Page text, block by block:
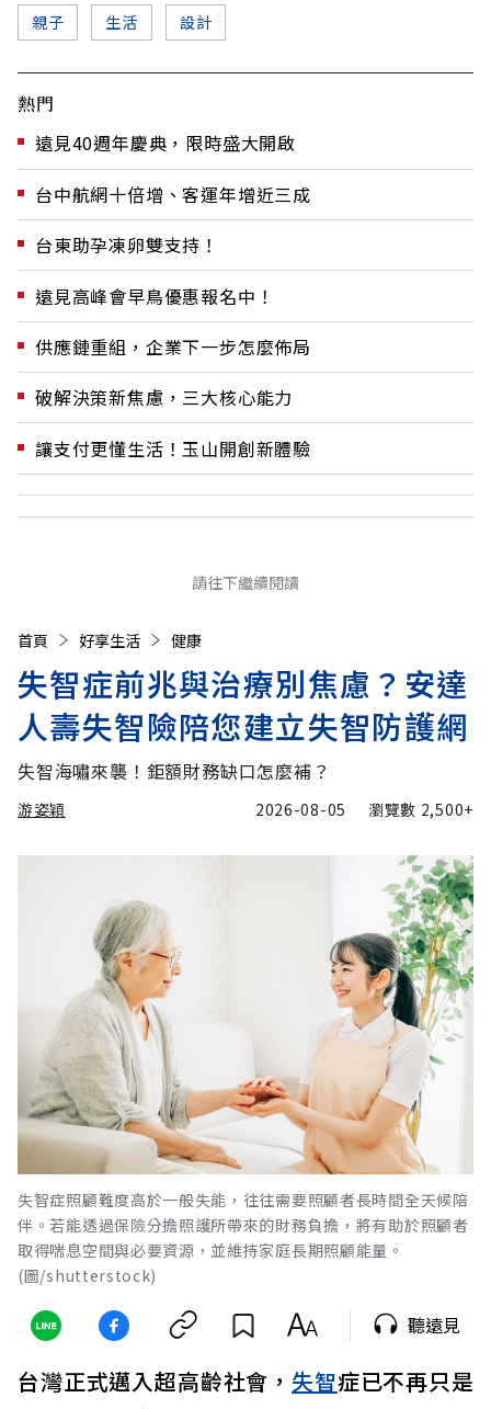
親子 生活 設計
熱門
遠見40週年慶典，限時盛大開啟
台中航網十倍增、客運年增近三成
台東助孕凍卵雙支持！
遠見高峰會早鳥優惠報名中！
供應鏈重組，企業下一步怎麼佈局
破解決策新焦慮，三大核心能力
讓支付更懂生活！玉山開創新體驗
請往下繼續閱讀
首頁 好享生活 健康
失智症前兆與治療別焦慮？安達
人壽失智險陪您建立失智防護網
失智海嘯來襲！鉅額財務缺口怎麼補？
游姿穎 2026-08-05 瀏覽數 2,500+
失智症照顧難度高於一般失能，往往需要照顧者長時間全天候陪
伴。若能透過保險分擔照護所帶來的財務負擔，將有助於照顧者
取得喘息空間與必要資源，並維持家庭長期照顧能量。
(圖/shutterstock)
聽遠見
台灣正式邁入超高齡社會， 失智症已不再只是